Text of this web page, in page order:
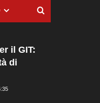
il GIT:
di